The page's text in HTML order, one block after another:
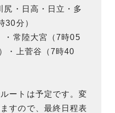
・日高・日立・多
30分）
・常陸大宮（7時05
・上菅谷（7時40
ートは予定です。変
すので、最終日程表